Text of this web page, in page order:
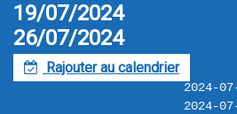
19/07/2024
26/07/2024
F Rajouter au calendrier
2024-
2024-